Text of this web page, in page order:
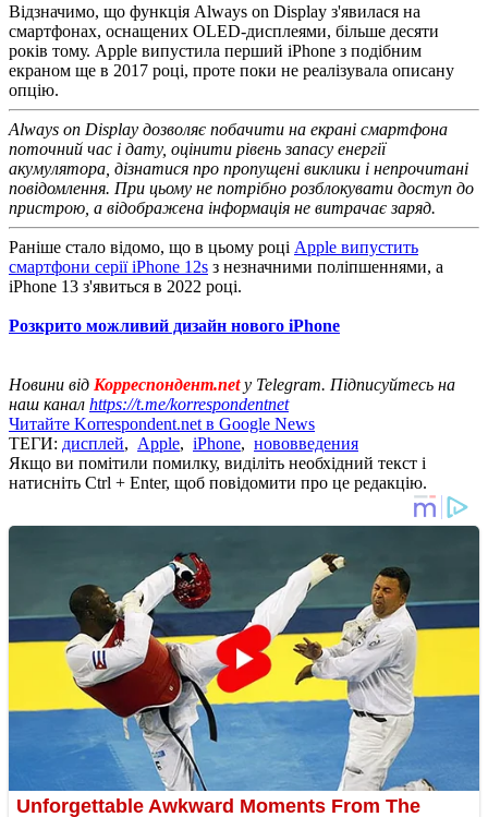
Відзначимо, що функція Always on Display з'явилася на
смартфонах, оснащених OLED-дисплеями, більше десяти
років тому. Apple випустила перший iPhone з подібним
екраном ще в 2017 році, проте поки не реалізувала описану
опцію.
Always on Display дозволяє побачити на екрані смартфона
поточний час і дату, оцінити рівень запасу енергії
акумулятора, дізнатися про пропущені виклики і непрочитані
повідомлення. При цьому не потрібно розблокувати доступ до
пристрою, а відображена інформація не витрачає заряд.
Раніше стало відомо, що в цьому році Apple випустить
смартфони серії iPhone 12s з незначними поліпшеннями, а
iPhone 13 з'явиться в 2022 році.
Розкрито можливий дизайн нового iPhone
Новини від Корреспондент.netу Telegram. Підписуйтесь на
наш канал https://t.me/korrespondentnet
Читайте Korrespondent.net в Google News
ТЕГИ: дисплей, Apple, iPhone, нововведения
Якщо ви помітили помилку, виділіть необхідний текст і
натисніть Ctrl + Enter, щоб повідомити про це редакцію.